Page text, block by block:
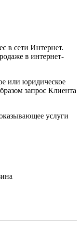
в сети Интернет.
в интернет-
или юридическое
запрос Клиента
услуги